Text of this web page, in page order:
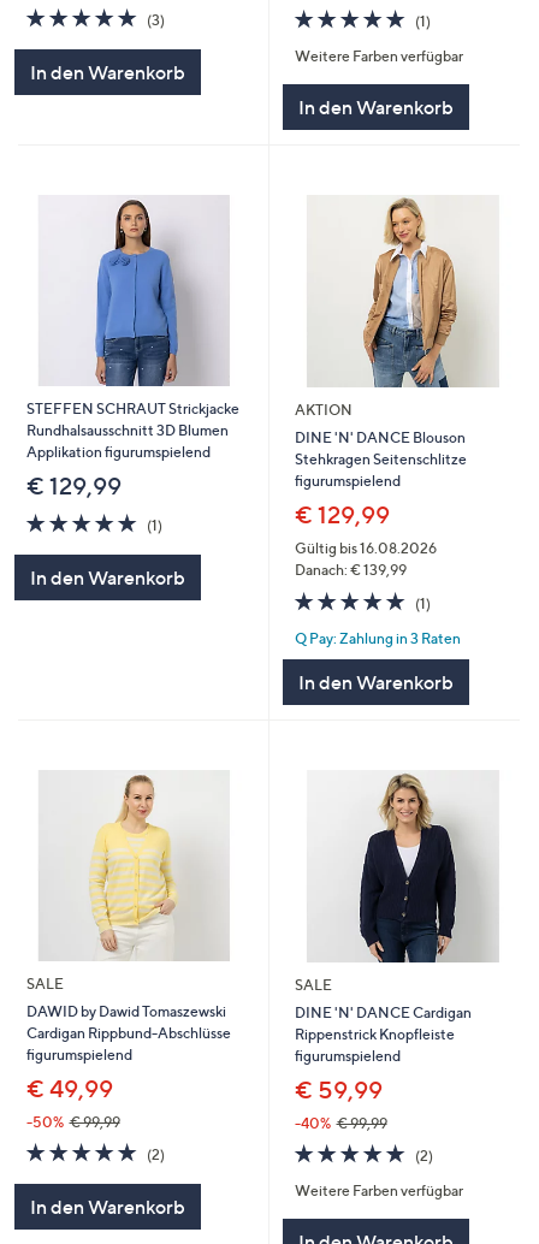
5.0
von
(3)3
In den Warenkorb
5.0
von
5
(1)1
Weitere Farben verfügbar
In den Warenkorb
STEFFEN SCHRAUT Strickjacke
Rundhalsausschnitt 3D Blumen
Applikation figurumspielend
€ 129,99
5.0
von
(1)1
In den Warenkorb
AKTION
DINE 'N' DANCE Blouson
Stehkragen Seitenschlitze
figurumspielend
€ 129,99
Gültig bis 16.08.2026
Danach: € 139,99
5.0
von
5
(1)1
Q Pay: Zahlung in 3 Raten
In den Warenkorb
SALE
DAWID by Dawid Tomaszewski
Cardigan Rippbund-Abschlüsse
figurumspielend
€ 49,99
-50% € 99,99
5.0
von
(2)2
In den Warenkorb
SALE
DINE 'N' DANCE Cardigan
Rippenstrick Knopfleiste
figurumspielend
€ 59,99
-40% € 99,99
5.0
von
5
(2)2
Weitere Farben verfügbar